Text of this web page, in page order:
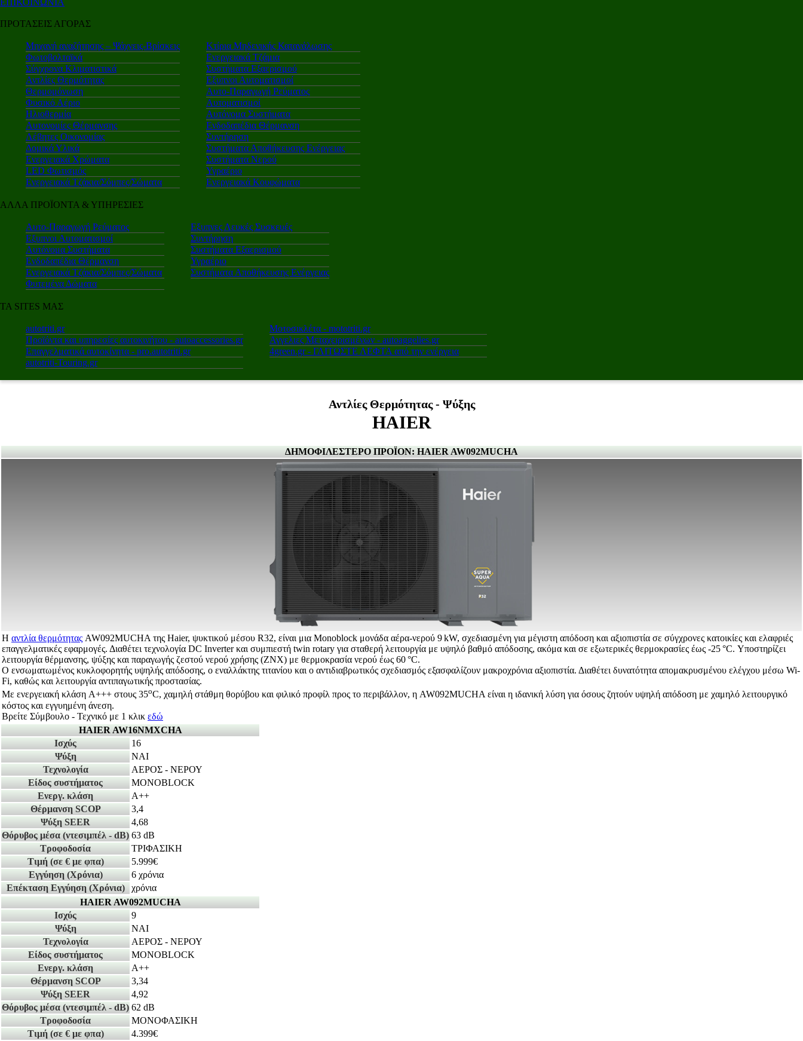
ΕΠΙΚΟΙΝΩΝΙΑ
ΠΡΟΤΑΣΕΙΣ ΑΓΟΡΑΣ
Μηχανή αναζήτησης – Ψάχνεις-Βρίσκεις
Φωτοβολταϊκά
Σύγχρονα Κλιματιστικά
Αντλίες Θερμότητας
Θερμομόνωση
Φυσικό Αέριο
Ηλιοθερμία
Αυτονομίες Θέρμανσης
Λέβητες Οικονομίας
Δομικά Υλικά
Ενεργειακά Χρώματα
LED Φωτισμός
Ενεργειακά Τζάκια/Σόμπες/Σώματα
Κτίρια Μηδενικής Κατανάλωσης
Ενεργειακά Τζάμια
Συστήματα Εξαερισμού
Εξυπνοι Αυτοματισμοί
Αυτο-Παραγωγή Ρεύματος
Αυτοματισμοί
Αυτόνομα Συστήματα
Ενδοδαπέδια Θέρμανση
Συντήρηση
Συστήματα Αποθήκευσης Ενέργειας
Συστήματα Νερού
Υγραέριο
Ενεργειακά Κουφώματα
ΑΛΛΑ ΠΡΟΪΟΝΤΑ & ΥΠΗΡΕΣΙΕΣ
Αυτο-Παραγωγή Ρεύματος
Εξυπνοι Αυτοματισμοί
Αυτόνομα Συστήματα
Ενδοδαπέδια Θέρμανση
Ενεργειακά Τζάκια/Σόμπες/Σώματα
Φυτεμένα Δώματα
Εξυπνες Λευκές Συσκευές
Συντήρηση
Συστήματα Εξαερισμού
Υγραέριο
Συστήματα Αποθήκευσης Ενέργειας
ΤΑ SITES ΜΑΣ
autotriti.gr
Προϊόντα και υπηρεσίες αυτοκινήτου - autoaccessories.gr
Επαγγελματικά αυτοκίνητα - pro.autotriti.gr
autotriti-Touring.gr
Μοτοσικλέτα - mototriti.gr
Αγγελιες Μεταχειρισμένων - autoaggelies.gr
4green.gr - ΓΛΙΤΩΣΤΕ ΛΕΦΤΑ από την ενέργεια
Αντλίες Θερμότητας - Ψύξης
HAIER
ΔΗΜΟΦΙΛΕΣΤΕΡΟ ΠΡΟΪΟΝ: HAIER AW092MUCHA
Η αντλία θερμότητας AW092MUCHA της Haier, ψυκτικού μέσου R32, είναι μια Monoblock μονάδα αέρα-νερού 9 kW, σχεδιασμένη για μέγιστη απόδοση και αξιοπιστία σε σύγχρονες κατοικίες και ελαφριές
επαγγελματικές εφαρμογές. Διαθέτει τεχνολογία DC Inverter και συμπιεστή twin rotary για σταθερή λειτουργία με υψηλό βαθμό απόδοσης, ακόμα και σε εξωτερικές θερμοκρασίες έως -25 °C. Υποστηρίζει
λειτουργία θέρμανσης, ψύξης και παραγωγής ζεστού νερού χρήσης (ΖΝΧ) με θερμοκρασία νερού έως 60 °C.
Ο ενσωματωμένος κυκλοφορητής υψηλής απόδοσης, ο εναλλάκτης τιτανίου και ο αντιδιαβρωτικός σχεδιασμός εξασφαλίζουν μακροχρόνια αξιοπιστία. Διαθέτει δυνατότητα απομακρυσμένου ελέγχου μέσω Wi-
Fi, καθώς και λειτουργία αντιπαγωτικής προστασίας.
Με ενεργειακή κλάση A+++ στους 35oC, χαμηλή στάθμη θορύβου και φιλικό προφίλ προς το περιβάλλον, η AW092MUCHA είναι η ιδανική λύση για όσους ζητούν υψηλή απόδοση με χαμηλό λειτουργικό
κόστος και εγγυημένη άνεση.
Βρείτε Σύμβουλο - Τεχνικό με 1 κλικ εδώ
HAIER AW16NMXCHA
Ισχύς
16
Ψύξη
ΝΑΙ
Τεχνολογία
ΑΕΡΟΣ - ΝΕΡΟΥ
Είδος συστήματος
MONOBLOCK
Ενεργ. κλάση
A++
Θέρμανση SCOP
3,4
Ψύξη SEER
4,68
Θόρυβος μέσα (ντεσιμπέλ - dB) 63 dB
Τροφοδοσία
ΤΡΙΦΑΣΙΚΗ
Τιμή (σε € με φπα)
5.999€
Εγγύηση (Χρόνια)
6 χρόνια
Επέκταση Εγγύηση (Χρόνια)
χρόνια
HAIER AW092MUCHA
Ισχύς
9
Ψύξη
ΝΑΙ
Τεχνολογία
ΑΕΡΟΣ - ΝΕΡΟΥ
Είδος συστήματος
MONOBLOCK
Ενεργ. κλάση
A++
Θέρμανση SCOP
3,34
Ψύξη SEER
4,92
Θόρυβος μέσα (ντεσιμπέλ - dB) 62 dB
Τροφοδοσία
ΜΟΝΟΦΑΣΙΚΗ
Τιμή (σε € με φπα)
4.399€